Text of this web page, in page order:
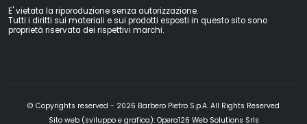
E' vietata la riporoduzione senza autorizzazione.
Tutti i diritti sui materiali e sui prodotti esposti in questo sito sono
proprietà riservata dei rispettivi marchi.
© Copyrights reserved - 2026 Barbero Pietro S.p.A. All Rights Reserved
Sito web (sviluppo e grafica): Opera126 Web Solutions Srls